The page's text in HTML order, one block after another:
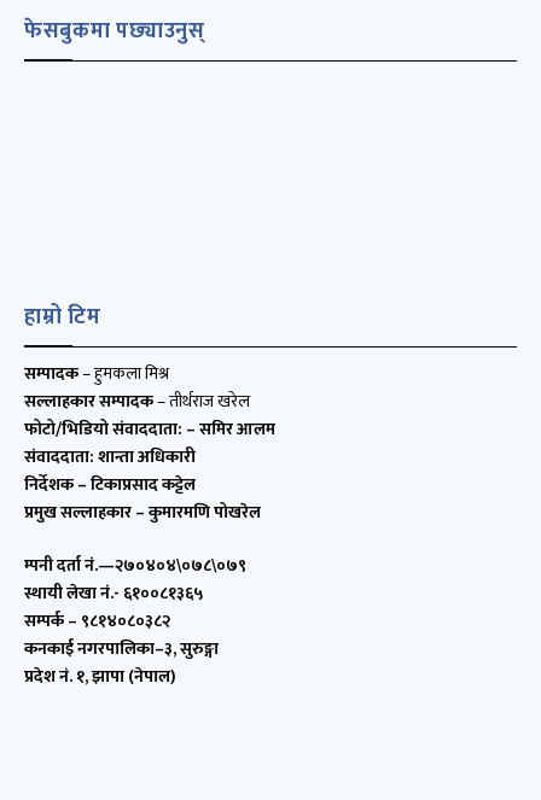
फेसबुकमा पछ्याउनुस्
हाम्रो टिम
सम्पादक– हुमकला मिश्र
सल्लाहकार सम्पादक– तीर्थराज खरेल
फोटो/भिडियो संवाददाता: – समिर आलम
संवाददाता:शान्ता अधिकारी
निर्देशक– टिकाप्रसाद कट्टेल
प्रमुख सल्लाहकार– कुमारमणि पोखरेल
म्पनी दर्ता नं.—२७०४०४\०७८\०७९
स्थायी लेखा नं.- ६१००८१३६५
सम्पर्क – ९८१४०८०३८२
कनकाई नगरपालिका–३, सुरुङ्गा
प्रदेश नं. १, झापा (नेपाल)